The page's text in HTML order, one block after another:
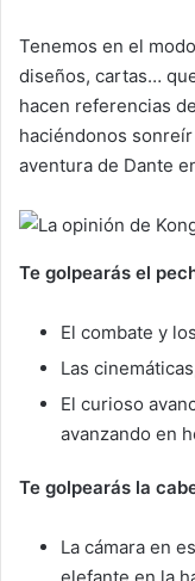
Tenemos en el
diseños, cartas…
hacen referencias
haciéndonos
aventura de Dante
Te golpearás el
El combate y
Las
El curioso
avanzando en
Te golpearás la
La cámara en